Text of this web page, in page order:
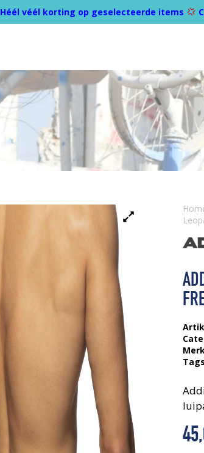
Héél véél korting op geselecteerde items